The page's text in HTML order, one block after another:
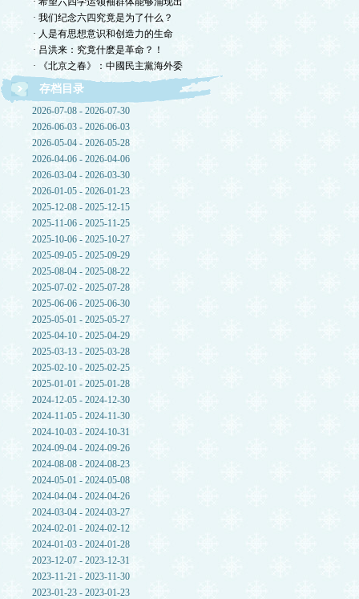
· 我们纪念六四究竟是为了什么？
· 人是有思想意识和创造力的生命
· 吕洪来：究竟什麽是革命？！
· 《北京之春》：中國民主黨海外委
存档目录
2026-07-08 - 2026-07-30
2026-06-03 - 2026-06-03
2026-05-04 - 2026-05-28
2026-04-06 - 2026-04-06
2026-03-04 - 2026-03-30
2026-01-05 - 2026-01-23
2025-12-08 - 2025-12-15
2025-11-06 - 2025-11-25
2025-10-06 - 2025-10-27
2025-09-05 - 2025-09-29
2025-08-04 - 2025-08-22
2025-07-02 - 2025-07-28
2025-06-06 - 2025-06-30
2025-05-01 - 2025-05-27
2025-04-10 - 2025-04-29
2025-03-13 - 2025-03-28
2025-02-10 - 2025-02-25
2025-01-01 - 2025-01-28
2024-12-05 - 2024-12-30
2024-11-05 - 2024-11-30
2024-10-03 - 2024-10-31
2024-09-04 - 2024-09-26
2024-08-08 - 2024-08-23
2024-05-01 - 2024-05-08
2024-04-04 - 2024-04-26
2024-03-04 - 2024-03-27
2024-02-01 - 2024-02-12
2024-01-03 - 2024-01-28
2023-12-07 - 2023-12-31
2023-11-21 - 2023-11-30
2023-01-23 - 2023-01-23